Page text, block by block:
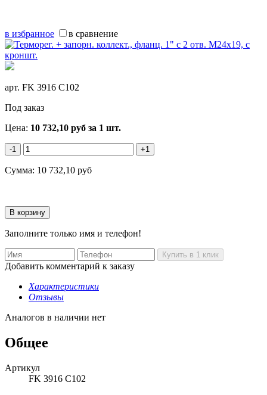
в избранное в сравнение
арт. FK 3916 C102
Под заказ
Цена: 10 732,10 руб за 1 шт.
-1 +1
Сумма: 10 732,10 руб
Заполните только имя и телефон!
Добавить комментарий к заказу
Характеристики
Отзывы
Аналогов в наличии нет
Общее
Артикул
FK 3916 C102